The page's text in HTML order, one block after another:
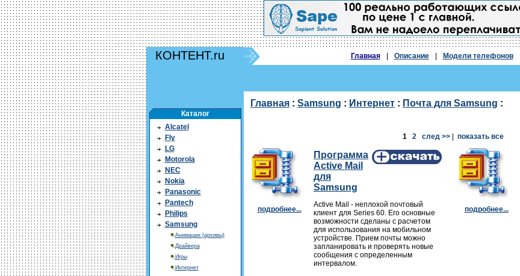
КОНТЕНТ.ru Главная Описание Модели телефонов
Каталог
Alcatel
Fly
LG
Motorola
NEC
Nokia
Panasonic
Pantech
Philips
Samsung
Анимации (архивы)
Драйвера
Игры
Интернет
Главная : Samsung : Интернет : Почта для Samsung :
1 2 след >> показать все
подробнее...
Программа
Active Mail
для
Samsung
Active Mail - неплохой почтовый
клиент для Series 60. Его основные
возможности сделаны с расчетом
для использования на мобильном
устройстве. Прием почты можно
запланировать и проверять новые
сообщения с определенным
интервалом.
подробнее...